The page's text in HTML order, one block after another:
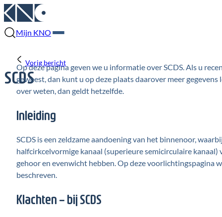
Mijn KNO
SCDS
Op deze pagina geven we u informatie over SCDS. Als u
geweest, dan kunt u op deze plaats daarover meer
over weten, dan geldt hetzelfde.
Inleiding
SCDS is een zeldzame aandoening van het binnenoor,
halfcirkcelvormige kanaal (superieure semicirculaire
gehoor en evenwicht hebben. Op deze voorlichtingspagina
beschreven
Klachten – bij SCDS
Vorig bericht